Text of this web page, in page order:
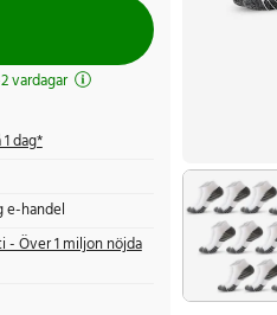
vardagar
dag*
e-handel
- Över 1 miljon nöjda